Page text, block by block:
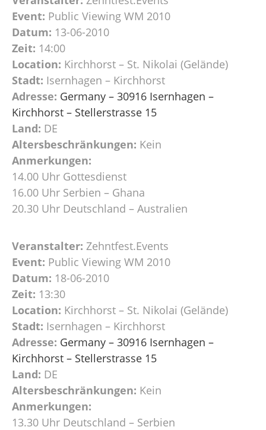
Event: Public Viewing WM 2010
Datum: 13-06-2010
Zeit: 14:00
Location: Kirchhorst – St. Nikolai (Gelände)
Stadt: Isernhagen – Kirchhorst
Adresse: Germany – 30916 Isernhagen –
Kirchhorst – Stellerstrasse 15
Land: DE
Altersbeschränkungen: Kein
Anmerkungen:
14.00 Uhr Gottesdienst
16.00 Uhr Serbien – Ghana
20.30 Uhr Deutschland – Australien
Veranstalter: Zehntfest.Events
Event: Public Viewing WM 2010
Datum: 18-06-2010
Zeit: 13:30
Location: Kirchhorst – St. Nikolai (Gelände)
Stadt: Isernhagen – Kirchhorst
Adresse: Germany – 30916 Isernhagen –
Kirchhorst – Stellerstrasse 15
Land: DE
Altersbeschränkungen: Kein
Anmerkungen:
13.30 Uhr Deutschland – Serbien